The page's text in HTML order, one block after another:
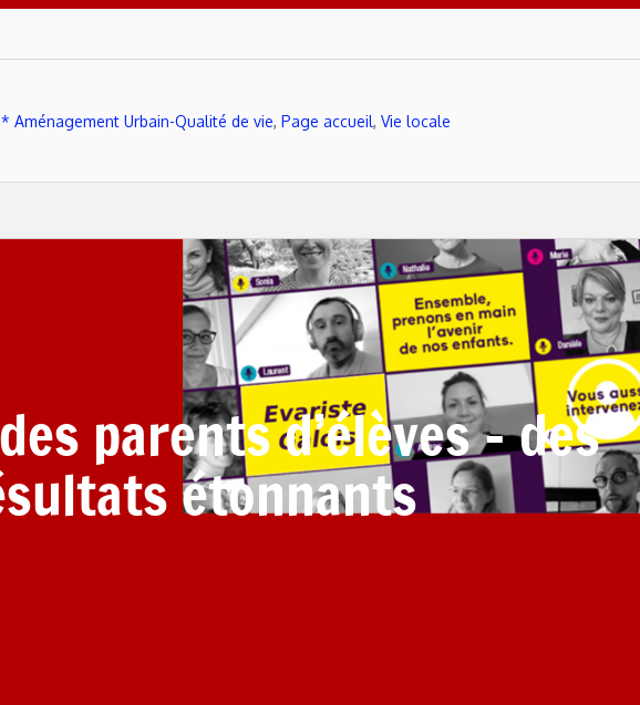
* Aménagement Urbain-Qualité de vie, Page accueil, Vie locale
parents d’élèves – des
étonnants